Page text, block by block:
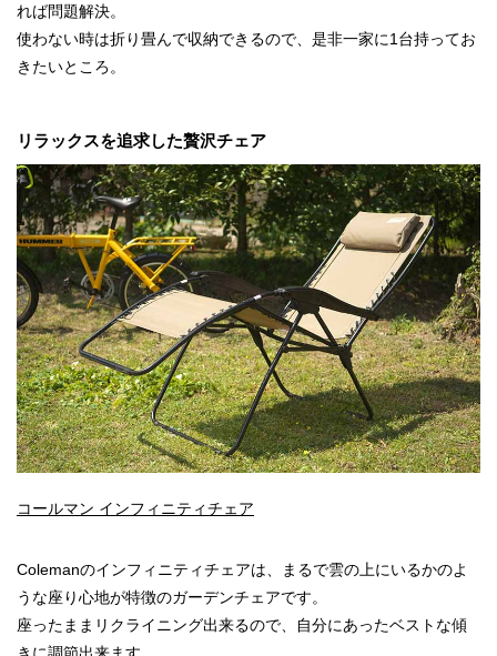
れば問題解決。
使わない時は折り畳んで収納できるので、是非一家に1台持ってお
きたいところ。
リラックスを追求した贅沢チェア
コールマン インフィニティチェア
Colemanのインフィニティチェアは、まるで雲の上にいるかのよ
うな座り心地が特徴のガーデンチェアです。
座ったままリクライニング出来るので、自分にあったベストな傾